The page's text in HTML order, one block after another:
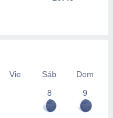
Vie Sáb
Dom
8
9